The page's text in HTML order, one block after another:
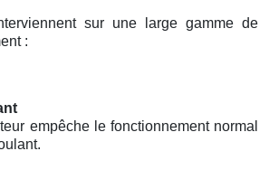
sur une large gamme de
:
empêche le fonctionnement normal